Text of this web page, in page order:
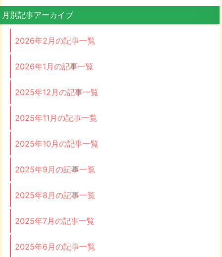
月別記事アーカイブ
2026年2月の記事一覧
2026年1月の記事一覧
2025年12月の記事一覧
2025年11月の記事一覧
2025年10月の記事一覧
2025年9月の記事一覧
2025年8月の記事一覧
2025年7月の記事一覧
2025年6月の記事一覧